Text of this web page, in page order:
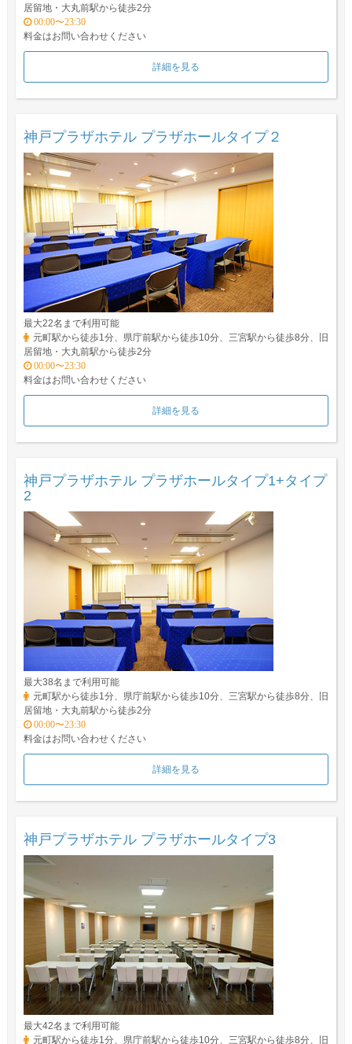
居留地・大丸前駅から徒歩2分
00:00〜23:30
料金はお問い合わせください
詳細を見る
神戸プラザホテル プラザホールタイプ２
最大22名まで利用可能
元町駅から徒歩1分、県庁前駅から徒歩10分、三宮駅から徒歩8分、旧
居留地・大丸前駅から徒歩2分
00:00〜23:30
料金はお問い合わせください
詳細を見る
神戸プラザホテル プラザホールタイプ1+タイプ
2
最大38名まで利用可能
元町駅から徒歩1分、県庁前駅から徒歩10分、三宮駅から徒歩8分、旧
居留地・大丸前駅から徒歩2分
00:00〜23:30
料金はお問い合わせください
詳細を見る
神戸プラザホテル プラザホールタイプ3
最大42名まで利用可能
元町駅から徒歩1分、県庁前駅から徒歩10分、三宮駅から徒歩8分、旧